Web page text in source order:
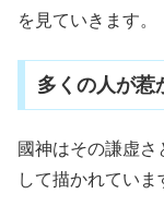
を見ていきます。
多くの人が惹
國神はその謙虚
して描かれていま